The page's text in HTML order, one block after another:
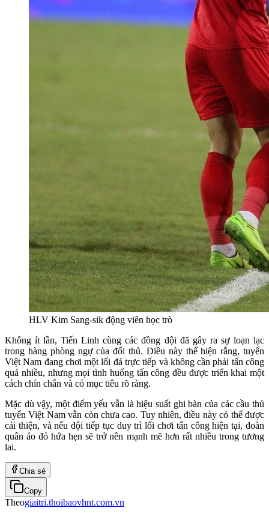
HLV Kim Sang-sik động viên học trò
Không ít lần, Tiến Linh cùng các đồng đội đã gây ra sự loạn lạc
trong hàng phòng ngự của đối thủ. Điều này thể hiện rằng, tuyển
Việt Nam đang chơi một lối đá trực tiếp và không cần phải tấn công
quá nhiều, nhưng mọi tình huống tấn công đều được triển khai một
cách chín chắn và có mục tiêu rõ ràng.
Mặc dù vậy, một điểm yếu vẫn là hiệu suất ghi bàn của các cầu thủ
tuyển Việt Nam vẫn còn chưa cao. Tuy nhiên, điều này có thể được
cải thiện, và nếu đội tiếp tục duy trì lối chơi tấn công hiện tại, đoàn
quân áo đỏ hứa hẹn sẽ trở nên mạnh mẽ hơn rất nhiều trong tương
lai.
Chia sẻ
Copy
Theogiaitri.thoibaovhnt.com.vn